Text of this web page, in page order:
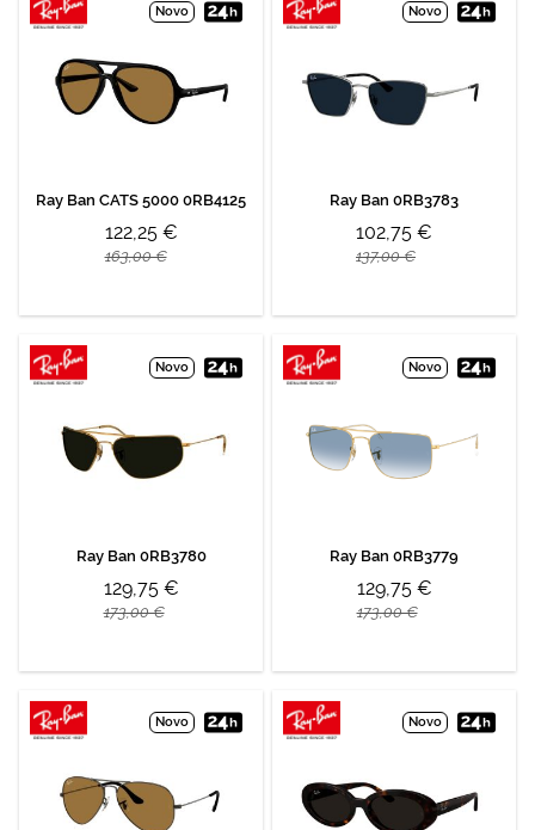
Novo
Ray Ban CATS 5000 0RB4125
122,25 €
163,00 €
Novo
Ray Ban 0RB3783
102,75 €
137,00 €
Novo
Ray Ban 0RB3780
129,75 €
173,00 €
Novo
Ray Ban 0RB3779
129,75 €
173,00 €
Novo Novo